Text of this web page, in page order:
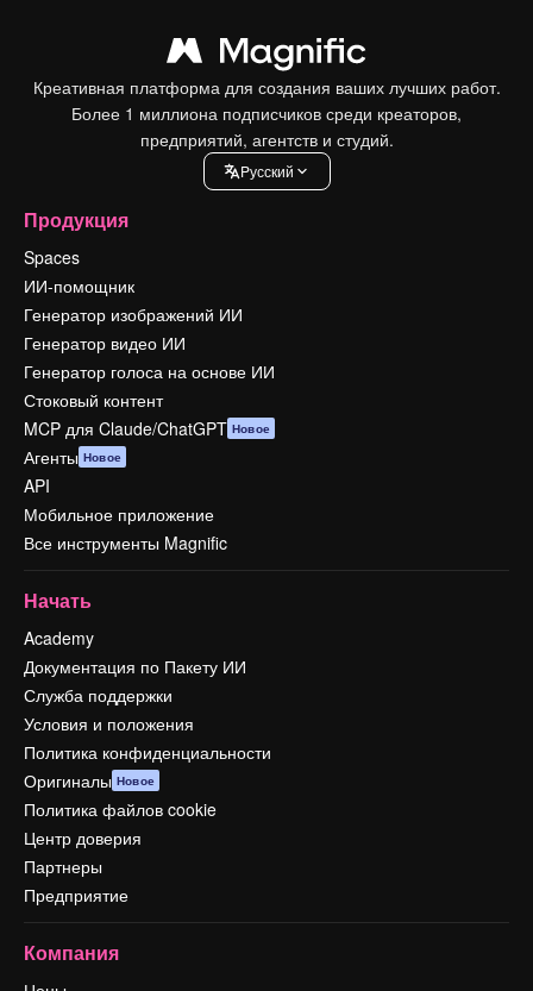
Креативная платформа для создания ваших лучших работ.
Более 1 миллиона подписчиков среди креаторов,
предприятий, агентств и студий.
Pусский
Продукция
Spaces
ИИ-помощник
Генератор изображений ИИ
Генератор видео ИИ
Генератор голоса на основе ИИ
Стоковый контент
MCP для Claude/ChatGPT Новое
Агенты Новое
API
Мобильное приложение
Все инструменты Magnific
Начать
Academy
Документация по Пакету ИИ
Служба поддержки
Условия и положения
Политика конфиденциальности
Оригиналы Новое
Политика файлов cookie
Центр доверия
Партнеры
Предприятие
Компания